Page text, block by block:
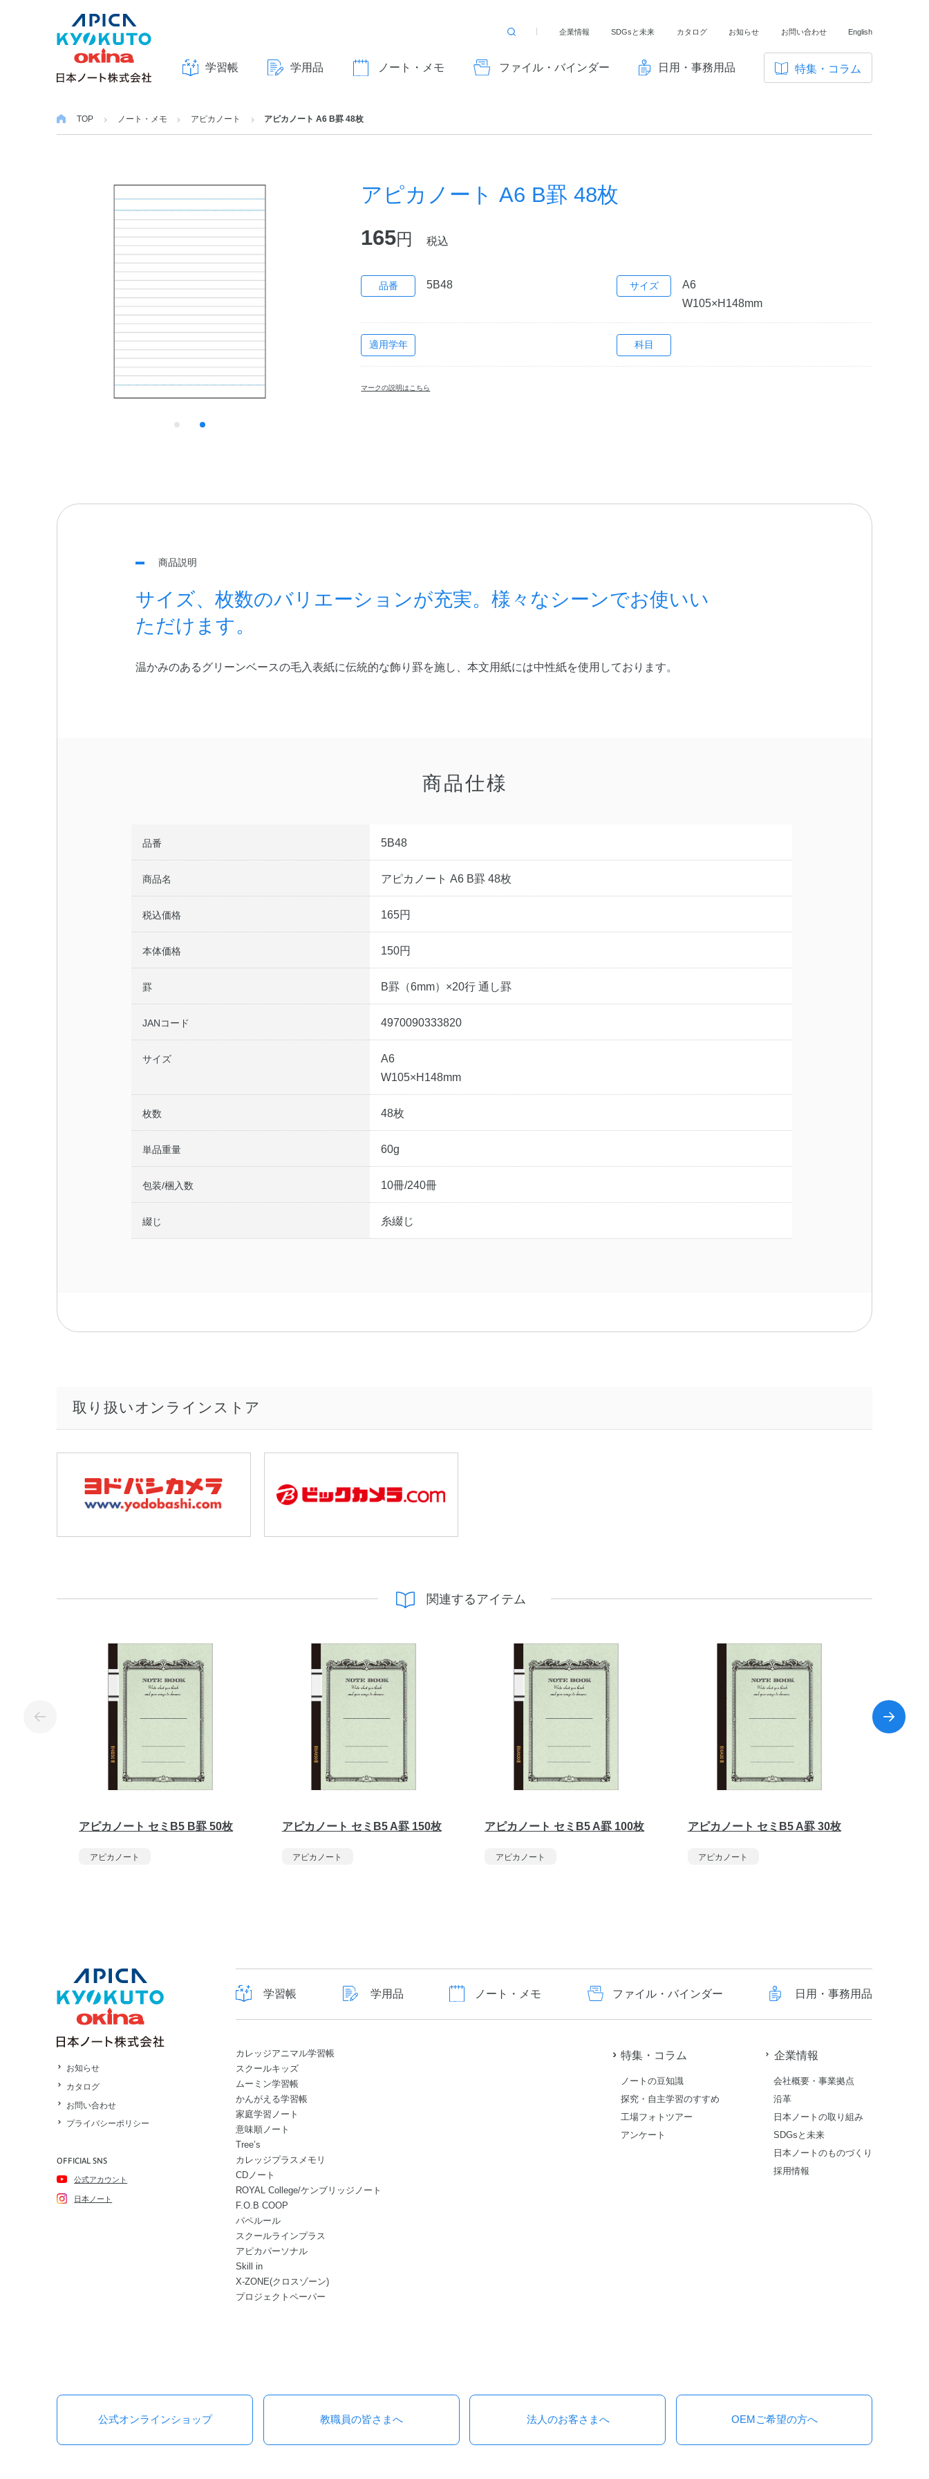
学習帳 学用品 ノート・メモ ファイル・バインダー 日用・事務用品 特集・コラム
検
る
企業情報 SDGsと未来 カタログ お知らせ お問い合わせ English
TOP ノート・メモ アピカノート アピカノート A6 B罫 48枚
アピカノート A6 B罫 48枚
165円 税込
品番 5B48 サイズ
A6
W105×H148mm
適用学年 科目
マークの説明はこちら
商品説明
サイズ、枚数のバリエーションが充実。様々なシーンでお使いい
ただけます。
温かみのあるグリーンベースの毛入表紙に伝統的な飾り罫を施し、本文用紙には中性紙を使用しております。
商品仕様
品番 5B48
商品名 アピカノート A6 B罫 48枚
税込価格 165円
本体価格 150円
罫 B罫（6mm）×20行 通し罫
JANコード 4970090333820
サイズ
A6
W105×H148mm
枚数 48枚
単品重量 60g
包装/梱入数 10冊/240冊
綴じ 糸綴じ
取り扱いオンラインストア
関連するアイテム
アピカノート セミB5 B罫 50枚
アピカノート
アピカノート セミB5 A罫 150枚
アピカノート
アピカノート セミB5 A罫 100枚
アピカノート
アピカノート セミB5 A罫 30枚
アピカノート
お知らせ
カタログ
お問い合わせ
プライバシーポリシー
OFFICIAL SNS
公式アカウント
日本ノート
学習帳 学用品 ノート・メモ ファイル・バインダー 日用・事務用品
カレッジアニマル学習帳
スクールキッズ
ムーミン学習帳
かんがえる学習帳
家庭学習ノート
意味順ノート
Tree’s
カレッジプラスメモリ
CDノート
ROYAL College/ケンブリッジノート
F.O.B COOP
パペルール
スクールラインプラス
アピカパーソナル
Skill in
X-ZONE(クロスゾーン)
プロジェクトペーパー
特集・コラム
ノートの豆知識
探究・自主学習のすすめ
工場フォトツアー
アンケート
企業情報
会社概要・事業拠点
沿革
日本ノートの取り組み
SDGsと未来
日本ノートのものづくり
採用情報
公式オンラインショップ 教職員の皆さまへ 法人のお客さまへ OEMご希望の方へ